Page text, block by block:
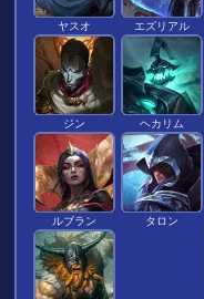
ヤスオ エズリアル
ジン ヘカリム
ルブラン タロン